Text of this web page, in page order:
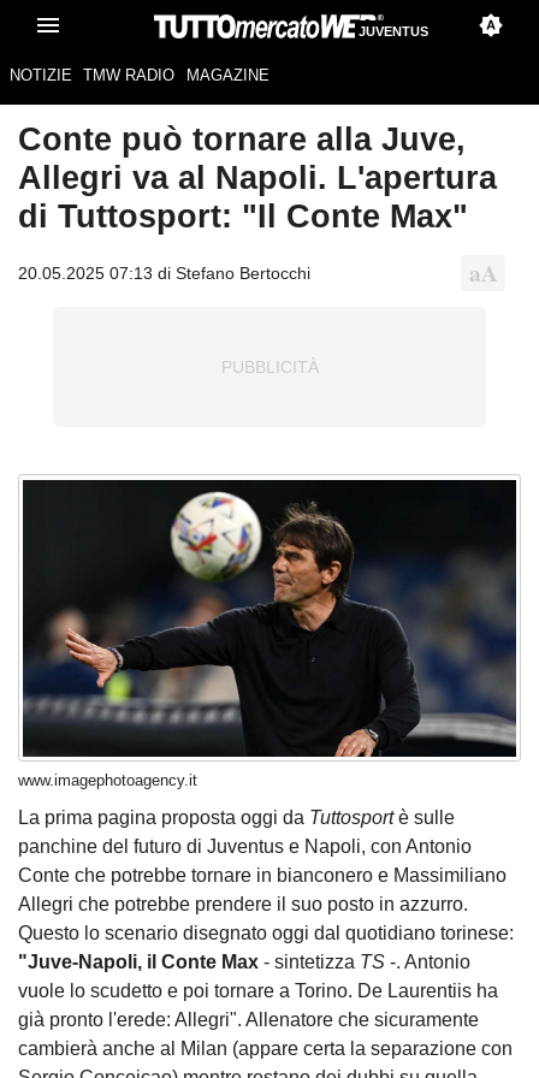
JUVENTUS
NOTIZIE TMW RADIO MAGAZINE
Conte può tornare alla Juve,
Allegri va al Napoli. L'apertura
di Tuttosport: "Il Conte Max"
20.05.2025 07:13 di Stefano Bertocchi
www.imagephotoagency.it
La prima pagina proposta oggi da Tuttosportè sulle
panchine del futuro di Juventus e Napoli, con Antonio
Conte che potrebbe tornare in bianconero e Massimiliano
Allegri che potrebbe prendere il suo posto in azzurro.
Questo lo scenario disegnato oggi dal quotidiano torinese:
"Juve-Napoli, il Conte Max - sintetizza TS -. Antonio
vuole lo scudetto e poi tornare a Torino. De Laurentiis ha
già pronto l'erede: Allegri". Allenatore che sicuramente
cambierà anche al Milan (appare certa la separazione con